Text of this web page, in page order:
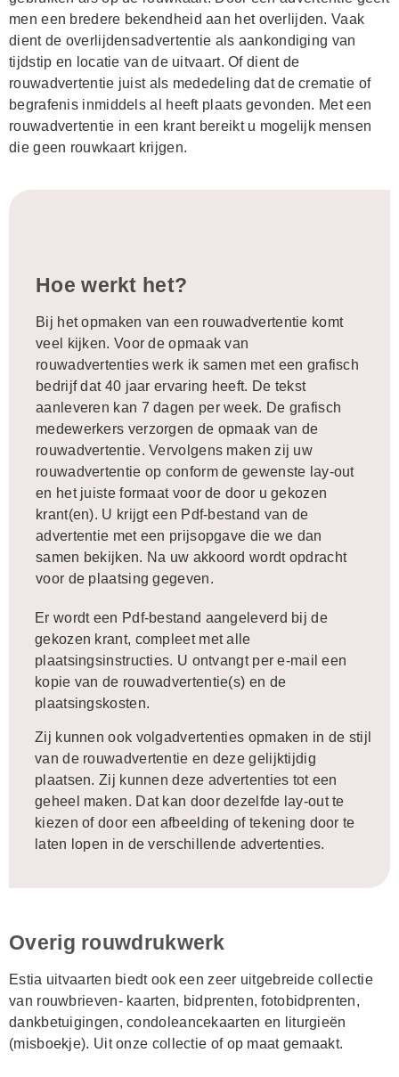
men een bredere bekendheid aan het overlijden. Vaak
dient de overlijdensadvertentie als aankondiging van
tijdstip en locatie van de uitvaart. Of dient de
rouwadvertentie juist als mededeling dat de crematie of
begrafenis inmiddels al heeft plaats gevonden. Met een
rouwadvertentie in een krant bereikt u mogelijk mensen
die geen rouwkaart krijgen.
Hoe werkt het?
Bij het opmaken van een rouwadvertentie komt
veel kijken. Voor de opmaak van
rouwadvertenties werk ik samen met een grafisch
bedrijf dat 40 jaar ervaring heeft. De tekst
aanleveren kan 7 dagen per week. De grafisch
medewerkers verzorgen de opmaak van de
rouwadvertentie. Vervolgens maken zij uw
rouwadvertentie op conform de gewenste lay-out
en het juiste formaat voor de door u gekozen
krant(en). U krijgt een Pdf-bestand van de
advertentie met een prijsopgave die we dan
samen bekijken. Na uw akkoord wordt opdracht
voor de plaatsing gegeven.
Er wordt een Pdf-bestand aangeleverd bij de
gekozen krant, compleet met alle
plaatsingsinstructies. U ontvangt per e-mail een
kopie van de rouwadvertentie(s) en de
plaatsingskosten.
Zij kunnen ook volgadvertenties opmaken in de stijl
van de rouwadvertentie en deze gelijktijdig
plaatsen. Zij kunnen deze advertenties tot een
geheel maken. Dat kan door dezelfde lay-out te
kiezen of door een afbeelding of tekening door te
laten lopen in de verschillende advertenties.
Overig rouwdrukwerk
Estia uitvaarten biedt ook een zeer uitgebreide collectie
van rouwbrieven- kaarten, bidprenten, fotobidprenten,
dankbetuigingen, condoleancekaarten en liturgieën
(misboekje). Uit onze collectie of op maat gemaakt.